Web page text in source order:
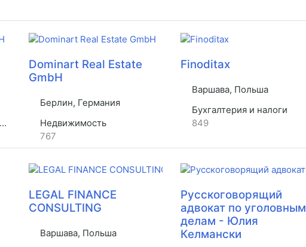
Dominart Real Estate
GmbH
Берлин, Германия
Недвижимость
767
Finoditax
Варшава, Польша
Бухгалтерия и налоги
849
LEGAL FINANCE
CONSULTING
Варшава, Польша
Русскоговорящий
адвокат по уголовным
делам - Юлия
Келмански